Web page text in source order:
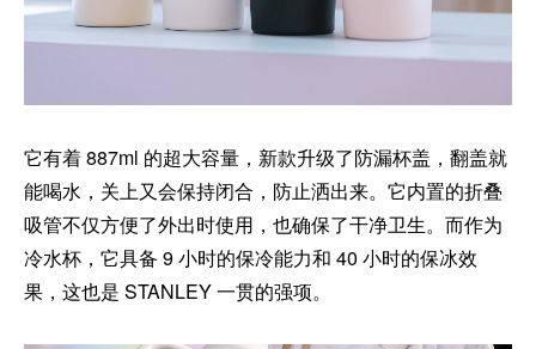
它有着 887ml 的超大容量，新款升级了防漏杯盖，翻盖就
能喝水，关上又会保持闭合，防止洒出来。它内置的折叠
吸管不仅方便了外出时使用，也确保了干净卫生。而作为
冷水杯，它具备 9 小时的保冷能力和 40 小时的保冰效
果，这也是 STANLEY 一贯的强项。